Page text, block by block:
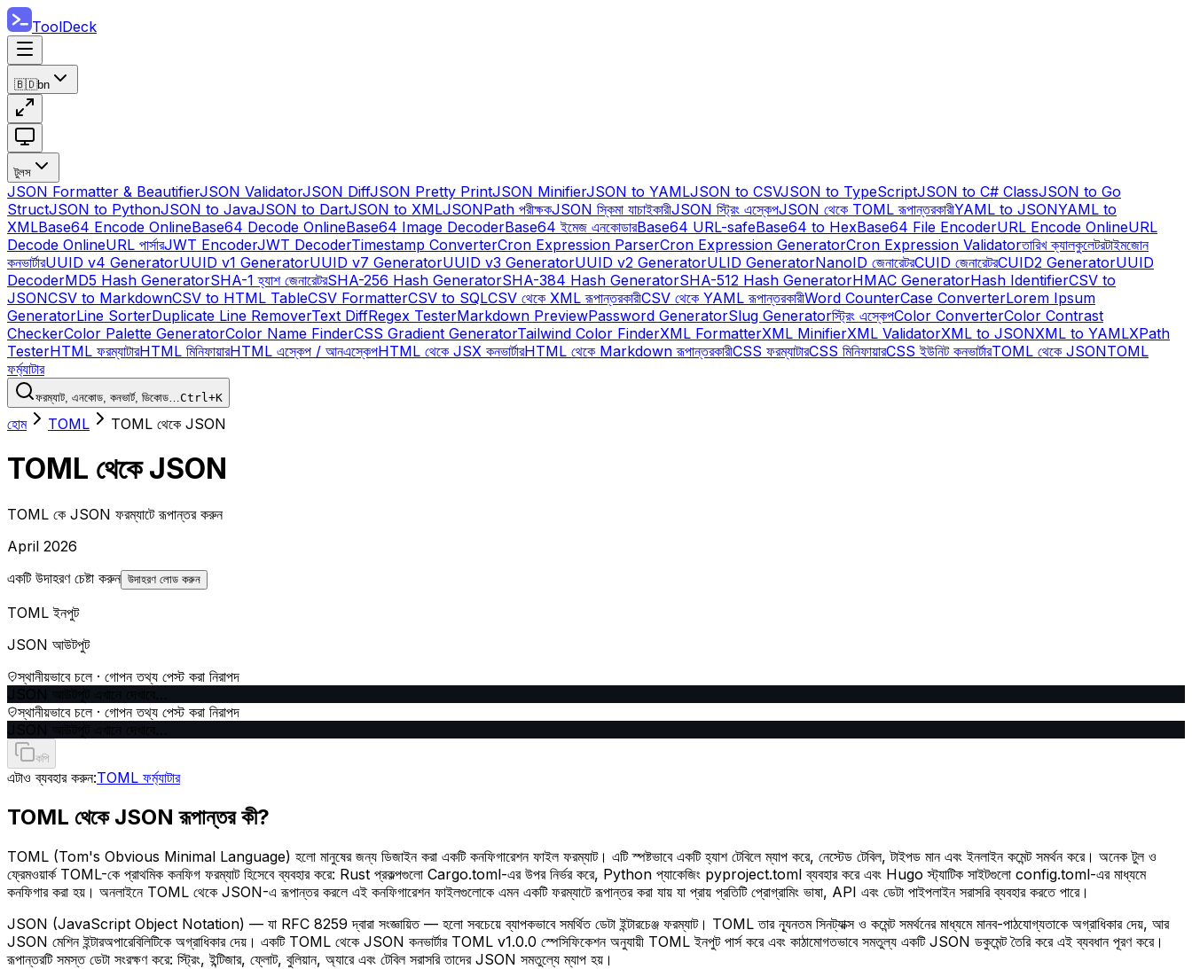
ToolDeck
🇧🇩bn
টুলস
JSON Formatter & BeautifierJSON ValidatorJSON DiffJSON Pretty PrintJSON MinifierJSON to YAMLJSON to CSVJSON to TypeScriptJSON to C# ClassJSON to Go
StructJSON to PythonJSON to JavaJSON to DartJSON to XMLJSONPath পরীক্ষকJSON স্কিমা যাচাইকারীJSON স্ট্রিং এস্কেপJSON থেকে TOML রূপান্তরকারীYAML to JSONYAML to
XMLBase64 Encode OnlineBase64 Decode OnlineBase64 Image DecoderBase64 ইমেজ এনকোডারBase64 URL-safeBase64 to HexBase64 File EncoderURL Encode OnlineURL
Decode OnlineURL পার্সারJWT EncoderJWT DecoderTimestamp ConverterCron Expression ParserCron Expression GeneratorCron Expression Validatorতারিখ ক্যালকুলেটরটাইমজোন
কনভার্টারUUID v4 GeneratorUUID v1 GeneratorUUID v7 GeneratorUUID v3 GeneratorUUID v2 GeneratorULID GeneratorNanoID জেনারেটরCUID জেনারেটরCUID2 GeneratorUUID
DecoderMD5 Hash GeneratorSHA-1 হ্যাশ জেনারেটরSHA-256 Hash GeneratorSHA-384 Hash GeneratorSHA-512 Hash GeneratorHMAC GeneratorHash IdentifierCSV to
JSONCSV to MarkdownCSV to HTML TableCSV FormatterCSV to SQLCSV থেকে XML রূপান্তরকারীCSV থেকে YAML রূপান্তরকারীWord CounterCase ConverterLorem Ipsum
GeneratorLine SorterDuplicate Line RemoverText DiffRegex TesterMarkdown PreviewPassword GeneratorSlug Generatorস্ট্রিং এস্কেপColor ConverterColor Contrast
CheckerColor Palette GeneratorColor Name FinderCSS Gradient GeneratorTailwind Color FinderXML FormatterXML MinifierXML ValidatorXML to JSONXML to YAMLXPath
TesterHTML ফরম্যাটারHTML মিনিফায়ারHTML এস্কেপ / আনএস্কেপHTML থেকে JSX কনভার্টারHTML থেকে Markdown রূপান্তরকারীCSS ফরম্যাটারCSS মিনিফায়ারCSS ইউনিট কনভার্টারTOML থেকে JSONTOML
ফর্ম্যাটার
ফরম্যাট, এনকোড, কনভার্ট, ডিকোড…Ctrl+K
হোম TOML TOML থেকে JSON
TOML থেকে JSON
TOML কে JSON ফরম্যাটে রূপান্তর করুন
April 2026
একটি উদাহরণ চেষ্টা করুন উদাহরণ লোড করুন
TOML ইনপুট
JSON আউটপুট
স্থানীয়ভাবে চলে · গোপন তথ্য পেস্ট করা নিরাপদ
স্থানীয়ভাবে চলে · গোপন তথ্য পেস্ট করা নিরাপদ
কপি
এটাও ব্যবহার করুন:TOML ফর্ম্যাটার
TOML থেকে JSON রূপান্তর কী?
TOML (Tom's Obvious Minimal Language) হলো মানুষের জন্য ডিজাইন করা একটি কনফিগারেশন ফাইল ফরম্যাট। এটি স্পষ্টভাবে একটি হ্যাশ টেবিলে ম্যাপ করে, নেস্টেড টেবিল, টাইপড মান এবং ইনলাইন কমেন্ট সমর্থন করে। অনেক টুল ও
ফ্রেমওয়ার্ক TOML-কে প্রাথমিক কনফিগ ফরম্যাট হিসেবে ব্যবহার করে: Rust প্রকল্পগুলো Cargo.toml-এর উপর নির্ভর করে, Python প্যাকেজিং pyproject.toml ব্যবহার করে এবং Hugo স্ট্যাটিক সাইটগুলো config.toml-এর মাধ্যমে
কনফিগার করা হয়। অনলাইনে TOML থেকে JSON-এ রূপান্তর করলে এই কনফিগারেশন ফাইলগুলোকে এমন একটি ফরম্যাটে রূপান্তর করা যায় যা প্রায় প্রতিটি প্রোগ্রামিং ভাষা, API এবং ডেটা পাইপলাইন সরাসরি ব্যবহার করতে পারে।
JSON (JavaScript Object Notation) — যা RFC 8259 দ্বারা সংজ্ঞায়িত — হলো সবচেয়ে ব্যাপকভাবে সমর্থিত ডেটা ইন্টারচেঞ্জ ফরম্যাট। TOML তার ন্যূনতম সিনট্যাক্স ও কমেন্ট সমর্থনের মাধ্যমে মানব-পাঠযোগ্যতাকে অগ্রাধিকার দেয়, আর
JSON মেশিন ইন্টারঅপারেবিলিটিকে অগ্রাধিকার দেয়। একটি TOML থেকে JSON কনভার্টার TOML v1.0.0 স্পেসিফিকেশন অনুযায়ী TOML ইনপুট পার্স করে এবং কাঠামোগতভাবে সমতুল্য একটি JSON ডকুমেন্ট তৈরি করে এই ব্যবধান পূরণ করে।
রূপান্তরটি সমস্ত ডেটা সংরক্ষণ করে: স্ট্রিং, ইন্টিজার, ফ্লোট, বুলিয়ান, অ্যারে এবং টেবিল সরাসরি তাদের JSON সমতুল্যে ম্যাপ হয়।